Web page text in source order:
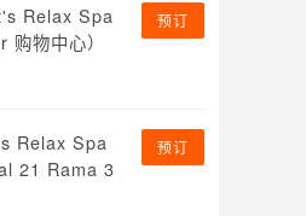
Relax Spa
物中心）
预订
Relax Spa
21 Rama 3
预订